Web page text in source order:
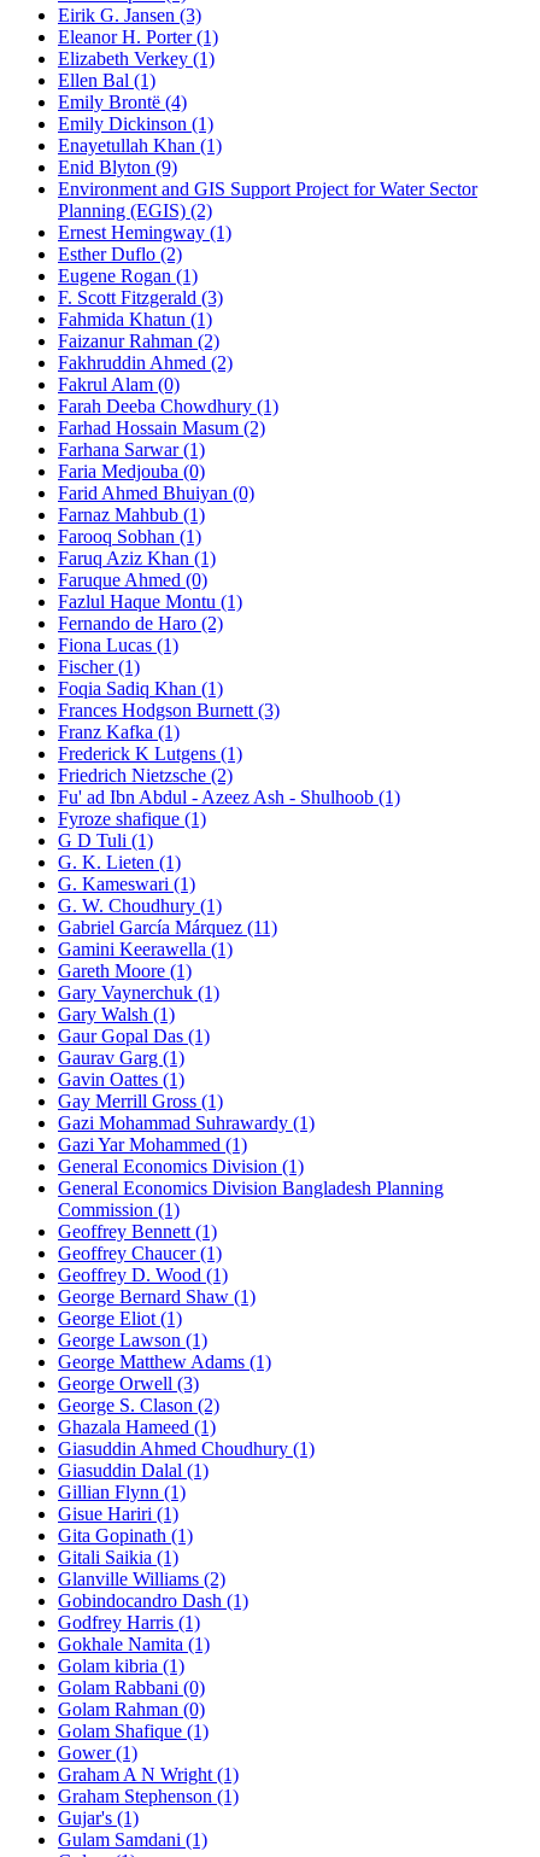
Eirik G. Jansen (3)
Eleanor H. Porter (1)
Elizabeth Verkey (1)
Ellen Bal (1)
Emily Brontë (4)
Emily Dickinson (1)
Enayetullah Khan (1)
Enid Blyton (9)
Environment and GIS Support Project for Water Sector
Planning (EGIS) (2)
Ernest Hemingway (1)
Esther Duflo (2)
Eugene Rogan (1)
F. Scott Fitzgerald (3)
Fahmida Khatun (1)
Faizanur Rahman (2)
Fakhruddin Ahmed (2)
Fakrul Alam (0)
Farah Deeba Chowdhury (1)
Farhad Hossain Masum (2)
Farhana Sarwar (1)
Faria Medjouba (0)
Farid Ahmed Bhuiyan (0)
Farnaz Mahbub (1)
Farooq Sobhan (1)
Faruq Aziz Khan (1)
Faruque Ahmed (0)
Fazlul Haque Montu (1)
Fernando de Haro (2)
Fiona Lucas (1)
Fischer (1)
Foqia Sadiq Khan (1)
Frances Hodgson Burnett (3)
Franz Kafka (1)
Frederick K Lutgens (1)
Friedrich Nietzsche (2)
Fu' ad Ibn Abdul - Azeez Ash - Shulhoob (1)
Fyroze shafique (1)
G D Tuli (1)
G. K. Lieten (1)
G. Kameswari (1)
G. W. Choudhury (1)
Gabriel García Márquez (11)
Gamini Keerawella (1)
Gareth Moore (1)
Gary Vaynerchuk (1)
Gary Walsh (1)
Gaur Gopal Das (1)
Gaurav Garg (1)
Gavin Oattes (1)
Gay Merrill Gross (1)
Gazi Mohammad Suhrawardy (1)
Gazi Yar Mohammed (1)
General Economics Division (1)
General Economics Division Bangladesh Planning
Commission (1)
Geoffrey Bennett (1)
Geoffrey Chaucer (1)
Geoffrey D. Wood (1)
George Bernard Shaw (1)
George Eliot (1)
George Lawson (1)
George Matthew Adams (1)
George Orwell (3)
George S. Clason (2)
Ghazala Hameed (1)
Giasuddin Ahmed Choudhury (1)
Giasuddin Dalal (1)
Gillian Flynn (1)
Gisue Hariri (1)
Gita Gopinath (1)
Gitali Saikia (1)
Glanville Williams (2)
Gobindocandro Dash (1)
Godfrey Harris (1)
Gokhale Namita (1)
Golam kibria (1)
Golam Rabbani (0)
Golam Rahman (0)
Golam Shafique (1)
Gower (1)
Graham A N Wright (1)
Graham Stephenson (1)
Gujar's (1)
Gulam Samdani (1)